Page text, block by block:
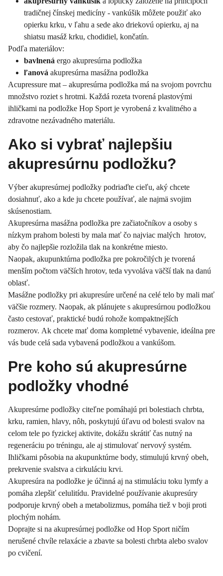
tradičnej čínskej medicíny - vankúšik môžete použiť ako
opierku krku, v ľahu a sede ako driekovú opierku, aj na
shiatsu masáž krku, chodidiel, končatín.
Podľa materiálov:
bavlnená ergo akupresúrna podložka
ľanová akupresúrna masážna podložka
Acupressure mat – akupresúrna podložka má na svojom povrchu
množstvo roziet s hrotmi. Každá rozeta tvorená plastovými
ihličkami na podložke Hop Sport je vyrobená z kvalitného a
zdravotne nezávadného materiálu.
Ako si vybrať najlepšiu
akupresúrnu podložku?
Výber akupresúrnej podložky podriaďte cieľu, aký chcete
dosiahnuť, ako a kde ju chcete používať, ale najmä svojim
skúsenostiam.
Akupresúrna masážna podložka pre začiatočníkov a osoby s
nízkym prahom bolesti by mala mať čo najviac malých hrotov,
aby čo najlepšie rozložila tlak na konkrétne miesto.
Naopak, akupunktúrna podložka pre pokročilých je tvorená
menším počtom väčších hrotov, teda vyvoláva väčší tlak na danú
oblasť.
Masážne podložky pri akupresúre určené na celé telo by mali mať
väčšie rozmery. Naopak, ak plánujete s akupresúrnou podložkou
často cestovať, praktické budú rohože kompaktnejších
rozmerov. Ak chcete mať doma kompletné vybavenie, ideálna pre
vás bude celá sada vybavená podložkou a vankúšom.
Pre koho sú akupresúrne
podložky vhodné
Akupresúrne podložky citeľne pomáhajú pri bolestiach chrbta,
krku, ramien, hlavy, nôh, poskytujú úľavu od bolesti svalov na
celom tele po fyzickej aktivite, dokážu skrátiť čas nutný na
regeneráciu po tréningu, ale aj stimulovať nervový systém.
Ihličkami pôsobia na akupunktúrne body, stimulujú krvný obeh,
prekrvenie svalstva a cirkuláciu krvi.
Akupresúra na podložke je účinná aj na stimuláciu toku lymfy a
pomáha zlepšiť celulitídu. Pravidelné používanie akupresúry
podporuje krvný obeh a metabolizmus, pomáha tiež v boji proti
plochým nohám.
Doprajte si na akupresúrnej podložke od Hop Sport ničím
nerušené chvíle relaxácie a zbavte sa bolesti chrbta alebo svalov
po cvičení.